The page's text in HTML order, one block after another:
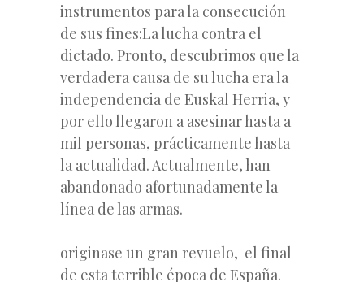
instrumentos para la consecución
de sus fines:La lucha contra el
dictado. Pronto, descubrimos que la
verdadera causa de su lucha era la
independencia de Euskal Herria, y
por ello llegaron a asesinar hasta a
mil personas, prácticamente hasta
la actualidad. Actualmente, han
abandonado afortunadamente la
línea de las armas.
originase un gran revuelo, el final
de esta terrible época de España.